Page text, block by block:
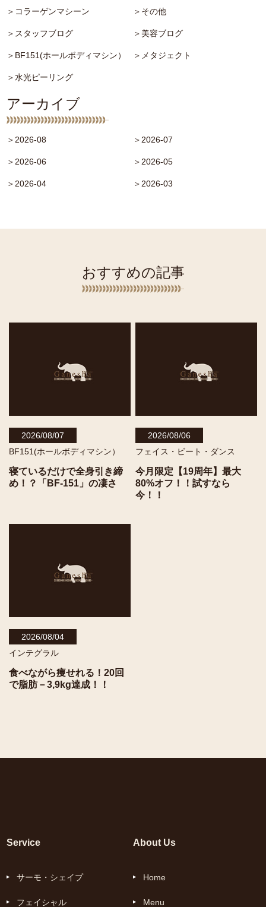
＞コラーゲンマシーン ＞その他
＞スタッフブログ ＞美容ブログ
＞BF151(ホールボディマシン） ＞メタジェクト
＞水光ピーリング
アーカイブ
＞2026-08 ＞2026-07
＞2026-06 ＞2026-05
＞2026-04 ＞2026-03
おすすめの記事
2026/08/07
BF151(ホールボディマシン）
寝ているだけで全身引き締
め！？「BF-151」の凄さ
2026/08/06
フェイス・ビート・ダンス
今月限定【19周年】最大
80%オフ！！試すなら
今！！
2026/08/04
インテグラル
食べながら痩せれる！20回
で脂肪－3,9kg達成！！
Service
サーモ・シェイプ
フェイシャル
About Us
Home
Menu